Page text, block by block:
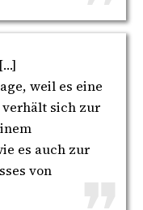
weil es eine
sich zur
es auch zur
von